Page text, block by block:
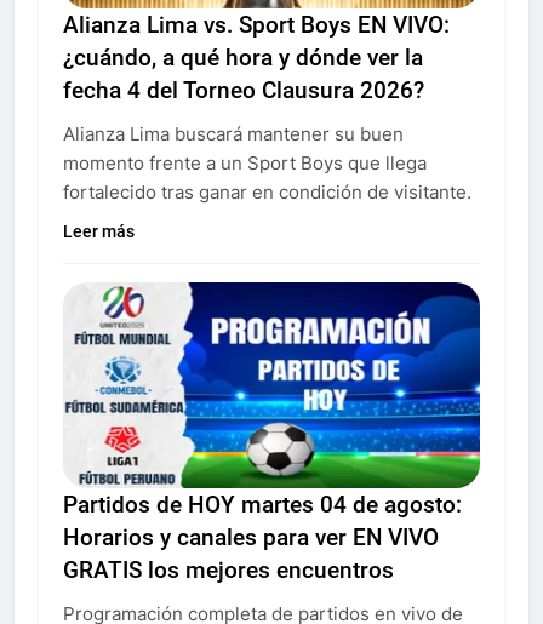
Alianza Lima vs. Sport Boys EN VIVO:
¿cuándo, a qué hora y dónde ver la
fecha 4 del Torneo Clausura 2026?
Alianza Lima buscará mantener su buen
momento frente a un Sport Boys que llega
fortalecido tras ganar en condición de visitante.
Leer más
Partidos de HOY martes 04 de agosto:
Horarios y canales para ver EN VIVO
GRATIS los mejores encuentros
Programación completa de partidos en vivo de